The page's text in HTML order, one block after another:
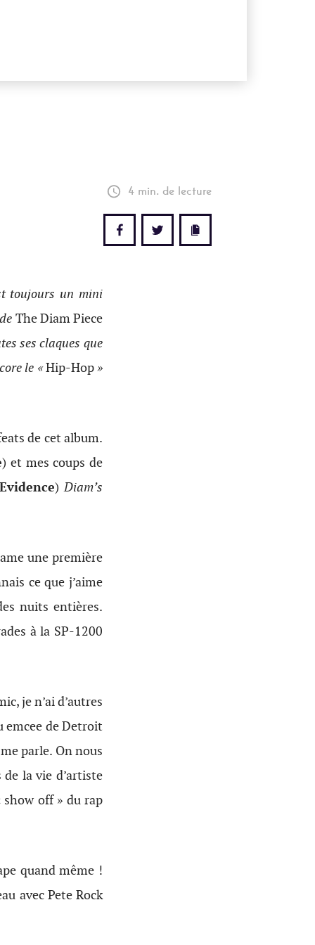
4 min. de lecture
toujours un mini
The Diam Piece
ses claques que
le «Hip-Hop»
de cet album.
) et mes coups de
)Diam’s
une première
ce que j’aime
nuits entières.
à la SP-1200
je n’ai d’autres
emcee de Detroit
parle. On nous
la vie d’artiste
off » du rap
quand même !
avec Pete Rock